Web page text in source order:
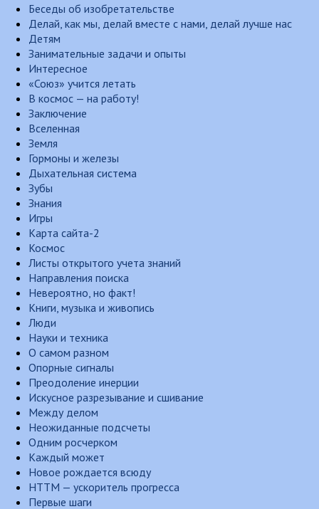
Беседы об изобретательстве
Делай, как мы, делай вместе с нами, делай лучше нас
Детям
Занимательные задачи и опыты
Интересное
«Союз» учится летать
В космос — на работу!
Заключение
Вселенная
Земля
Гормоны и железы
Дыхательная система
Зубы
Знания
Игры
Карта сайта-2
Космос
Листы открытого учета знаний
Направления поиска
Невероятно, но факт!
Книги, музыка и живопись
Люди
Науки и техника
О самом разном
Опорные сигналы
Преодоление инерции
Искусное разрезывание и сшивание
Между делом
Неожиданные подсчеты
Одним росчерком
Каждый может
Новое рождается всюду
НТТМ — ускоритель прогресса
Первые шаги